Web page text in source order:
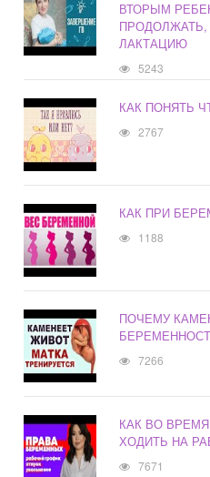
ВТОРЫМ
ПРОДОЛЖАТЬ,
ЛАКТАЦИЮ
5243
КАК ПОНЯТЬ
2767
КАК ПРИ
1188
ПОЧЕМУ
7266
КАК ВО
ХОДИТЬ НА
7671